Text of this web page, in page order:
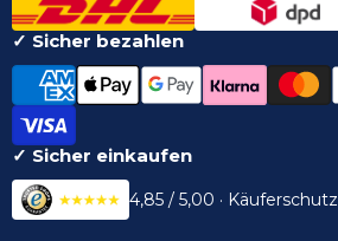
✓ Sicher bezahlen
✓ Sicher einkaufen
4,85 / 5,00 · Käuferschutz